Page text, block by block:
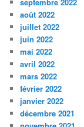
août 2022
juillet 2022
juin 2022
mai 2022
avril 2022
mars 2022
février 2022
janvier 2022
décembre 2021